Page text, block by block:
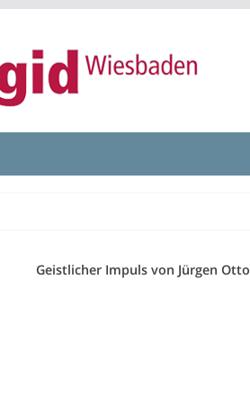
Geistlicher Impuls von Jürgen Otto